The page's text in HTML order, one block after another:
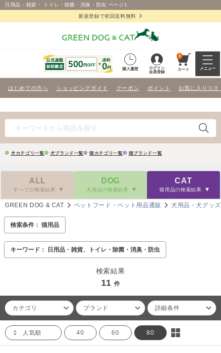
日用品・雑貨・ トイレ・除菌・消臭・防虫 ページ1
新規登録で初回送料無料
購入履歴
ログイン
会員登録
0
カート メニュー
はじめての方へ ショッピングガイド クーポン ポイント お気に入りリス
犬カテゴリ一覧 犬ブランド一覧 猫カテゴリ一覧 猫ブランド一覧
ALL
すべての検索結果
DOG
犬用品の検索結果
CAT
猫用品の検索結果
GREEN DOG & CAT ペットフード・ペット用品通販 犬用品・犬グッズ
検索条件： 猫用品
キーワード： 日用品・雑貨、トイレ・除菌・消臭・防虫
検索結果
11 件
カテゴリ ブランド 詳細条件
人気順 40 60 80